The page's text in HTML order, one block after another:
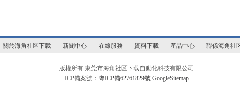
關於海角社区下载 新聞中心 在線服務 資料下載 產品中心 聯係海角社
版權所有 東莞市海角社区下载自動化科技有限公司
ICP備案號： 粵ICP備62761829號 GoogleSitemap